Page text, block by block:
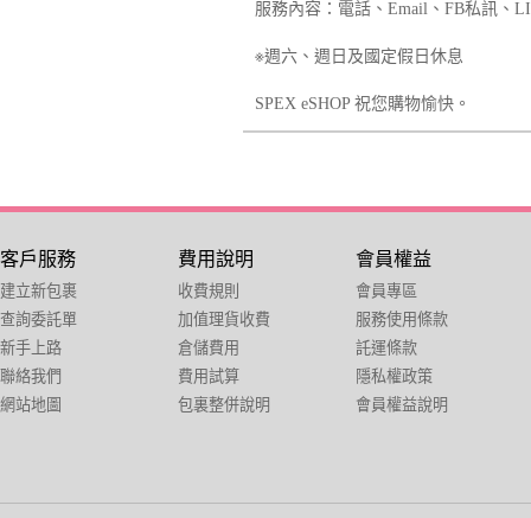
服務內容：電話、Email、FB私訊、
※週六、週日及國定假日休息
SPEX eSHOP 祝您購物愉快。
客戶服務
建立新包裹
查詢委託單
新手上路
聯絡我們
網站地圖
費用說明
收費規則
加值理貨收費
倉儲費用
費用試算
包裏整併說明
會員權益
會員專區
服務使用條款
託運條款
隱私權政策
會員權益說明